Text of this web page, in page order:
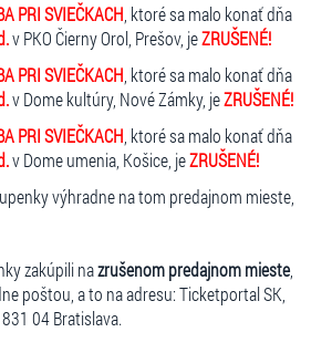
PRI SVIEČKACH , ktoré sa malo konať dňa
v PKO Čierny Orol, Prešov, jeZRUŠENÉ!
PRI SVIEČKACH , ktoré sa malo konať dňa
v Dome kultúry, Nové Zámky, jeZRUŠENÉ!
PRI SVIEČKACH , ktoré sa malo konať dňa
v Dome umenia, Košice, jeZRUŠENÉ!
výhradne na tom predajnom mieste,
zakúpili nazrušenom predajnom mieste,
poštou, a to na adresu: Ticketportal SK,
04 Bratislava.